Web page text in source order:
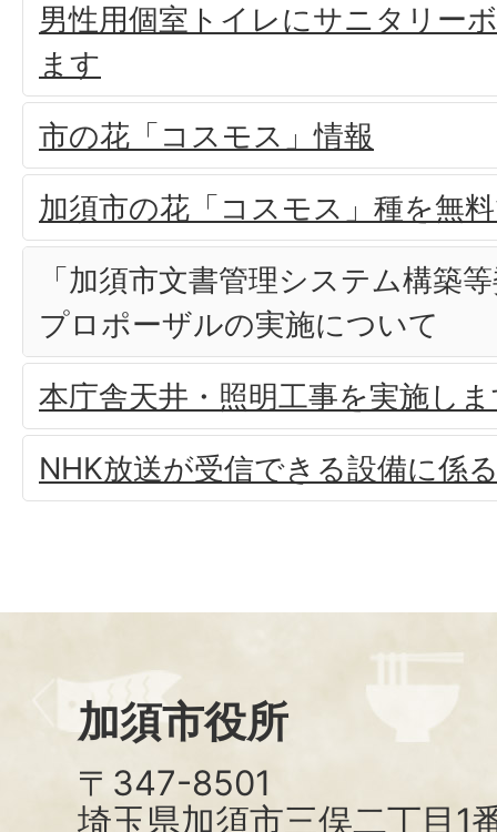
男性用個室トイレにサニタリー
ます
市の花「コスモス」情報
加須市の花「コスモス」種を無
「加須市文書管理システム構築
プロポーザルの実施について
本庁舎天井・照明工事を実施し
NHK放送が受信できる設備に係
加須市役所
〒347-8501
埼玉県加須市三俣二丁目1